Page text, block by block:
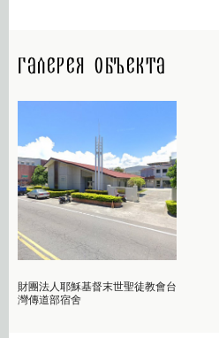
Галерея объекта
財團法人耶穌基督末世聖徒教會台
灣傳道部宿舍